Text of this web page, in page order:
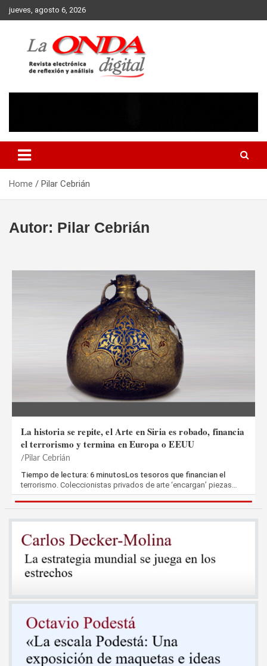
Skip
to
jueves, agosto 6, 2026
Home Pilar Cebrián
Autor: Pilar Cebrián
La historia se repite, el Arte en Siria es robado, financia
el terrorismo y termina en Europa o EEUU
Pilar Cebrián
Tiempo de lectura: 6 minutosLos tesoros que financian el
terrorismo. Coleccionistas privados de arte ‘encargan’ piezas…